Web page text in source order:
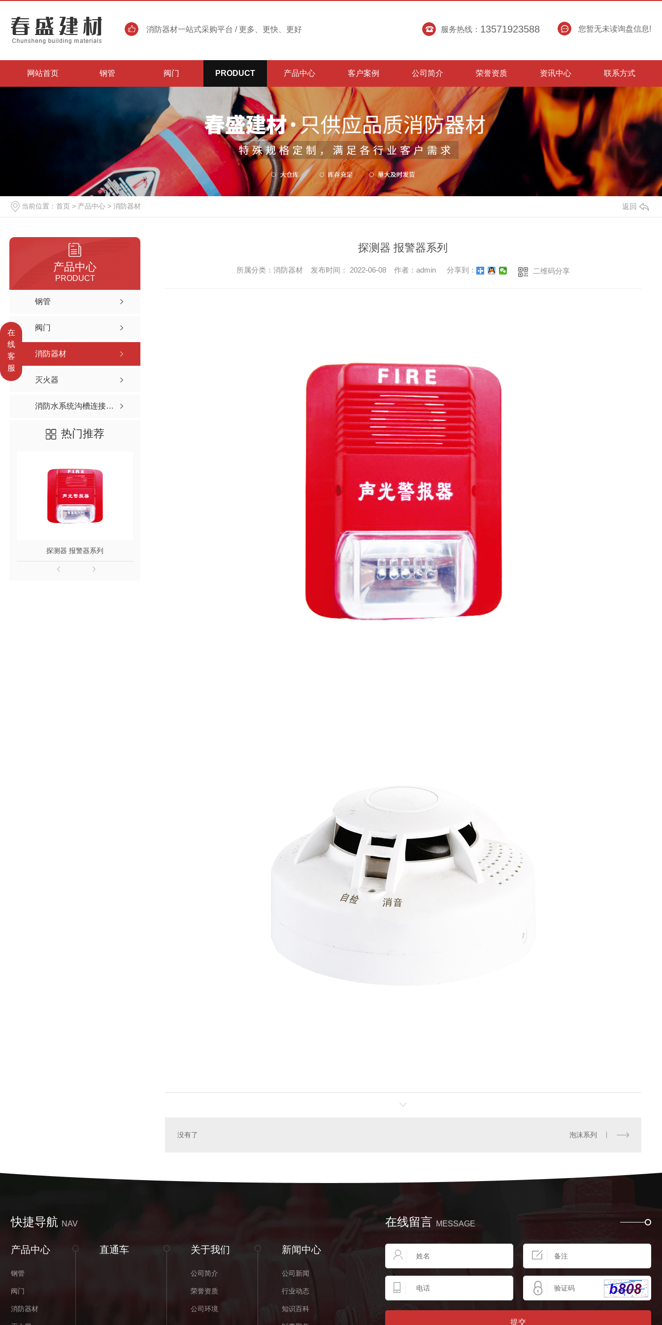
消防器材一站式采购平台 / 更多、更快、更好 您暂无未读询盘信息!
服务热线： 13571923588
网站首页 钢管 阀门 PRODUCT 产品中心 客户案例 公司简介 荣誉资质 资讯中心 联系方式
当前位置： 首页 > 产品中心 > 消防器材 返回
产品中心
PRODUCT
钢管
阀门
消防器材
灭火器
消防水系统沟槽连接技术
热门推荐
探测器 报警器系列 水泵接合器系列 软管卷盘 轻便水龙系列
探测器 报警器系列
所属分类：消防器材 发布时间： 2022-06-08 作者：admin 分享到： 二维码分享
没有了 泡沫系列
快捷导航 NAV
产品中心
钢管
阀门
消防器材
直通车 关于我们
公司简介
荣誉资质
公司环境
新闻中心
公司新闻
行业动态
知识百科
在线留言 MESSAGE
提交
在
线
客
服